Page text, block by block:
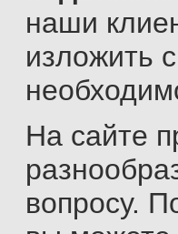
наши
изложить
На сайте
вопросу.